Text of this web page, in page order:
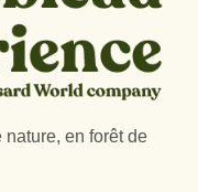
en forêt de